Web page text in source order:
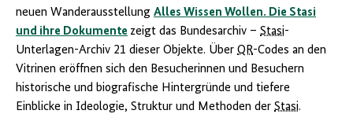
neuen Wanderausstellung Alles Wissen Wollen. Die Stasi
und ihre Dokumente zeigt das Bundesarchiv – Stasi-
Unterlagen-Archiv 21 dieser Objekte. Über QR-Codes an den
Vitrinen eröffnen sich den Besucherinnen und Besuchern
historische und biografische Hintergründe und tiefere
Einblicke in Ideologie, Struktur und Methoden der Stasi.